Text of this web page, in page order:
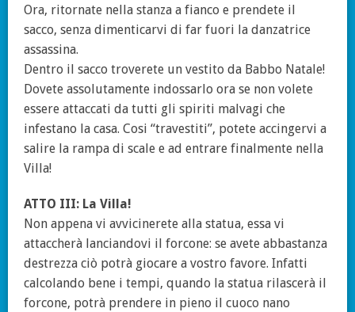
Ora, ritornate nella stanza a fianco e prendete il
sacco, senza dimenticarvi di far fuori la danzatrice
assassina.
Dentro il sacco troverete un vestito da Babbo Natale!
Dovete assolutamente indossarlo ora se non volete
essere attaccati da tutti gli spiriti malvagi che
infestano la casa. Cosi “travestiti”, potete accingervi a
salire la rampa di scale e ad entrare finalmente nella
Villa!
ATTO III: La Villa!
Non appena vi avvicinerete alla statua, essa vi
attaccherà lanciandovi il forcone: se avete abbastanza
destrezza ciò potrà giocare a vostro favore. Infatti
calcolando bene i tempi, quando la statua rilascerà il
forcone, potrà prendere in pieno il cuoco nano